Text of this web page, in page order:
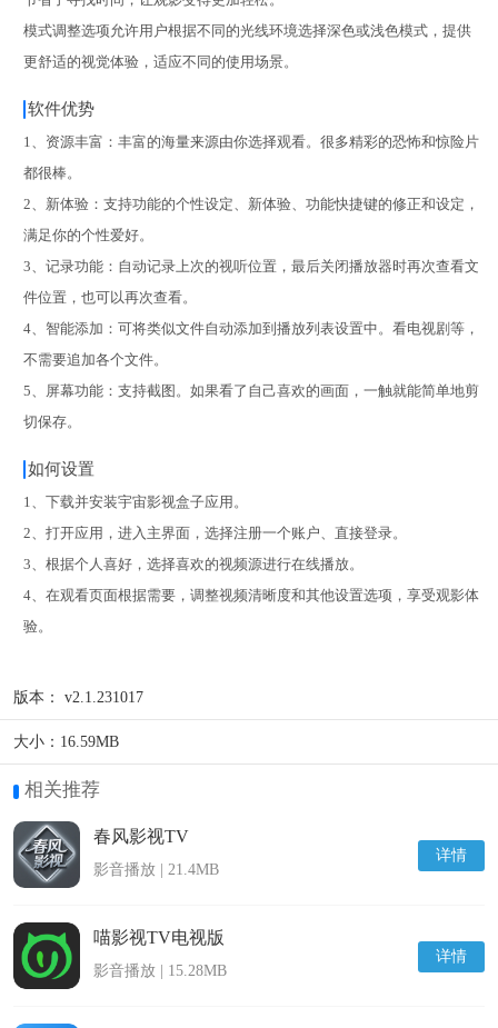
模式调整选项允许用户根据不同的光线环境选择深色或浅色模式，提供
更舒适的视觉体验，适应不同的使用场景。
软件优势
1、资源丰富：丰富的海量来源由你选择观看。很多精彩的恐怖和惊险片
都很棒。
2、新体验：支持功能的个性设定、新体验、功能快捷键的修正和设定，
满足你的个性爱好。
3、记录功能：自动记录上次的视听位置，最后关闭播放器时再次查看文
件位置，也可以再次查看。
4、智能添加：可将类似文件自动添加到播放列表设置中。看电视剧等，
不需要追加各个文件。
5、屏幕功能：支持截图。如果看了自己喜欢的画面，一触就能简单地剪
切保存。
如何设置
1、下载并安装宇宙影视盒子应用。
2、打开应用，进入主界面，选择注册一个账户、直接登录。
3、根据个人喜好，选择喜欢的视频源进行在线播放。
4、在观看页面根据需要，调整视频清晰度和其他设置选项，享受观影体
验。
版本： v2.1.231017
大小： 16.59MB
相关推荐
详情
春风影视TV
影音播放 | 21.4MB
详情
喵影视TV电视版
影音播放 | 15.28MB